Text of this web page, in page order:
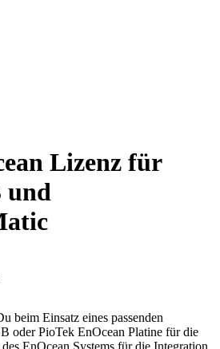
bleibt aber als digitales Archiv
Besuch!
Lizenz für
und
beim Einsatz eines passenden
oder PioTek EnOcean Platine für die